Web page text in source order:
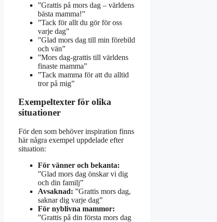
”Grattis på mors dag – världens
bästa mamma!”
”Tack för allt du gör för oss
varje dag”
”Glad mors dag till min förebild
och vän”
”Mors dag-grattis till världens
finaste mamma”
”Tack mamma för att du alltid
tror på mig”
Exempeltexter för olika
situationer
För den som behöver inspiration finns
här några exempel uppdelade efter
situation:
För vänner och bekanta:
”Glad mors dag önskar vi dig
och din familj”
Avsaknad: ”Grattis mors dag,
saknar dig varje dag”
För nyblivna mammor:
”Grattis på din första mors dag